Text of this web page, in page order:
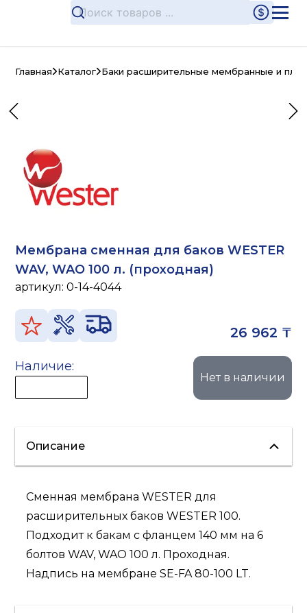
Главная Каталог Баки расширительные мембранные и
Мембрана сменная для баков WESTER
WAV, WAO 100 л. (проходная)
артикул:0-14-4044
26 962 ₸
Наличие:
Нет в наличии
Описание
Сменная мембрана WESTER для
расширительных баков WESTER 100.
Подходит к бакам с фланцем 140 мм на 6
болтов WAV, WAO 100 л. Проходная.
Надпись на мембране SE-FA 80-100 LT.